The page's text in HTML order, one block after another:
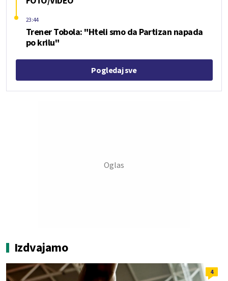
Trener Tobola: "Hteli smo da Partizan napada
po krilu"
23:44
Pogledaj sve
Izdvajamo
4